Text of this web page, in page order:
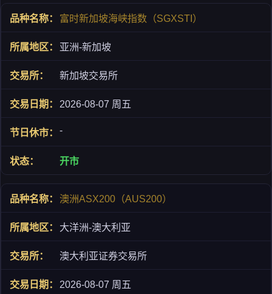
富时新加坡海峡指数（SGXSTI）
亚洲-新加坡
新加坡交易所
2026-08-07 周五
-
开市
澳洲ASX200（AUS200）
大洋洲-澳大利亚
澳大利亚证券交易所
2026-08-07 周五